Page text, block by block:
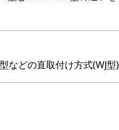
などの直取付け方式(WJ